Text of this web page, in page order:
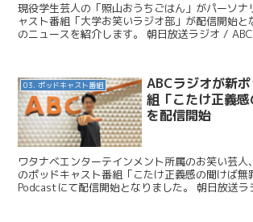
現役学生芸人の「照山おうちごはん」がパーソナ
ャスト番組「大学お笑いラジオ部」が配信開始と
のニュースを紹介します。 朝日放送ラジオ /
03. ポッドキャスト番組
ABCラジオが新
組「こたけ正義感
を配信開始
ワタナベエンターテインメント所属のお笑い芸人
のポッドキャスト番組「こたけ正義感の聞けば無
Podcastにて配信開始となりました。 朝日放送